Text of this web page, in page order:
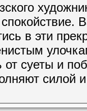
в эти
от суеты и
силой